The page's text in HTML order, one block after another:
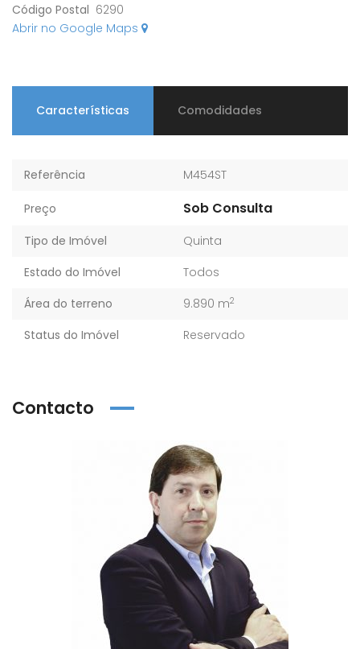
Código Postal 6290
Abrir no Google Maps
Características Comodidades
Referência M454ST
Preço Sob Consulta
Tipo de Imóvel
Quinta
Estado do Imóvel
Todos
Área do terreno
9.890 m2
Status do Imóvel Reservado
Contacto